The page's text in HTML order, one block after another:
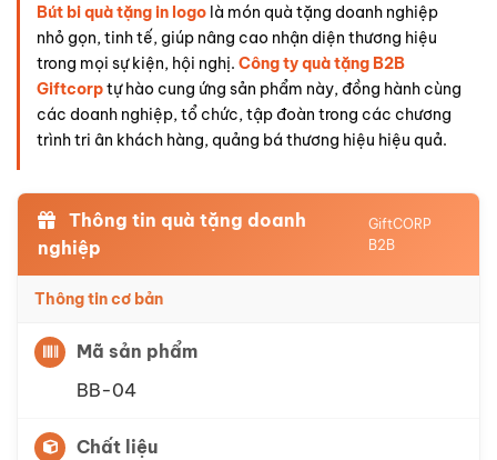
Bút bi quà tặng in logo là món quà tặng doanh nghiệp
nhỏ gọn, tinh tế, giúp nâng cao nhận diện thương hiệu
trong mọi sự kiện, hội nghị. Công ty quà tặng B2B
Giftcorptự hào cung ứng sản phẩm này, đồng hành cùng
các doanh nghiệp, tổ chức, tập đoàn trong các chương
trình tri ân khách hàng, quảng bá thương hiệu hiệu quả.
Thông tin quà tặng doanh
nghiệp
GiftCORP
B2B
Thông tin cơ bản
Mã sản phẩm
BB-04
Chất liệu